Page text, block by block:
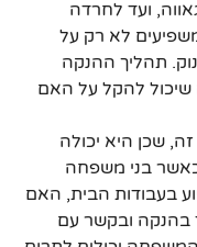
ועד לחרדה
לא רק על
תהליך ההנקה
להקל על האם
שכן היא יכולה
כאשר בני משפחה
בעבודות הבית, האם
בהנקה ובקשר עם